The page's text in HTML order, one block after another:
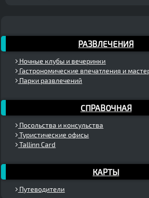
РАЗВЛЕЧЕНИЯ
Ночные клубы и вечеринки
Гастрономические впечатления и
Парки развлечений
СПРАВОЧНАЯ
Посольства и консульства
Туристические офисы
Tallinn Card
КАРТЫ
Путеводители